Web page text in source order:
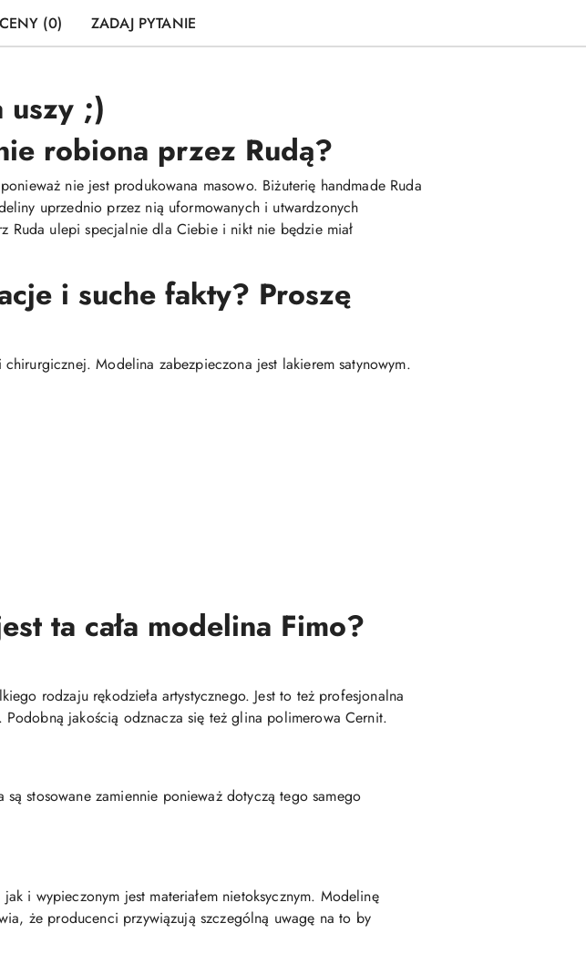
(0) ZADAJ PYTANIE
uszy ;)
robiona przez Rudą?
nie jest produkowana masowo. Biżuterię handmade Ruda
uprzednio przez nią uformowanych i utwardzonych
Ruda ulepi specjalnie dla Ciebie i nikt nie będzie miał
i suche fakty? Proszę
Modelina zabezpieczona jest lakierem satynowym.
ta cała modelina Fimo?
rodzaju rękodzieła artystycznego. Jest to też profesjonalna
jakością odznacza się też glina polimerowa Cernit.
stosowane zamiennie ponieważ dotyczą tego samego
i wypieczonym jest materiałem nietoksycznym. Modelinę
że producenci przywiązują szczególną uwagę na to by